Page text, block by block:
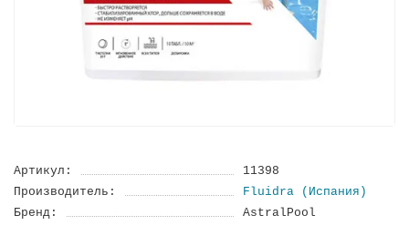
Артикул:
11398
Производитель:
Fluidra (Испания)
Бренд:
AstralPool